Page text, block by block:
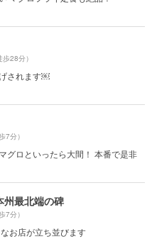
歩28分）
されます￼
7分）
グロといったら大間！ 本番で是非
州最北端の碑
7分）
お店が立ち並びます